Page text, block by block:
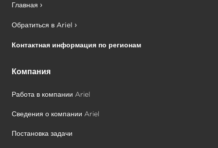
Главная
Обратиться в Ariel
Контактная информация по регионам
Компания
Работа в компании Ariel
Сведения о компании Ariel
Постановка задачи